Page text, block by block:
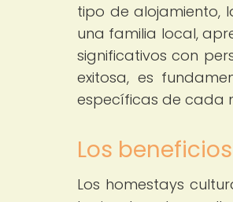
tipo de alojamiento,
una familia local,
significativos con
exitosa, es
específicas de cada
Los
Los homestays